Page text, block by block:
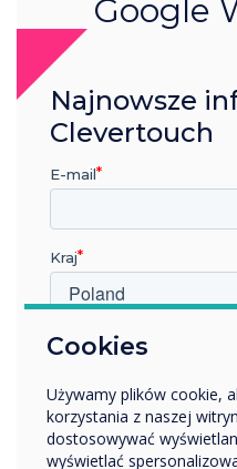
Google
Cookies
Używamy plików cookie,
korzystania z naszej
dostosowywać
wyświetlać
Najnowsze
Clevertouch
E-mail
Kraj
W jakiej branży pracujesz?
Przedsiębiorstwo
Inne
Nazwa firmy